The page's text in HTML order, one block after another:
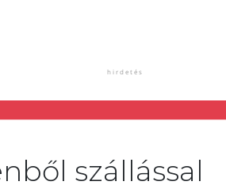
szállással